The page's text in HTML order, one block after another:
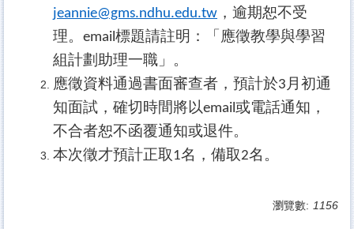
jeannie@gms.ndhu.edu.tw ，逾期恕不受
理。 email標題請註明：「應徵教學與學習
組計劃助理一職」。
應徵資料通過書面審查者，預計於3 月初通
知面試，確切時間將以email或電話通知，
不合者恕不函覆通知或退件。
本次徵才預計正取1名，備取2名。
瀏覽數: 1156